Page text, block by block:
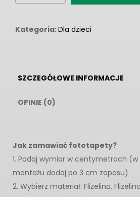
Kategoria:Dla dzieci
SZCZEGÓŁOWE INFORMACJE
OPINIE (0)
Jak zamawiać fototapety?
1. Podaj wymiar w centymetrach
montażu dodaj po 3 cm zapasu).
2. Wybierz materiał: Flizelina,